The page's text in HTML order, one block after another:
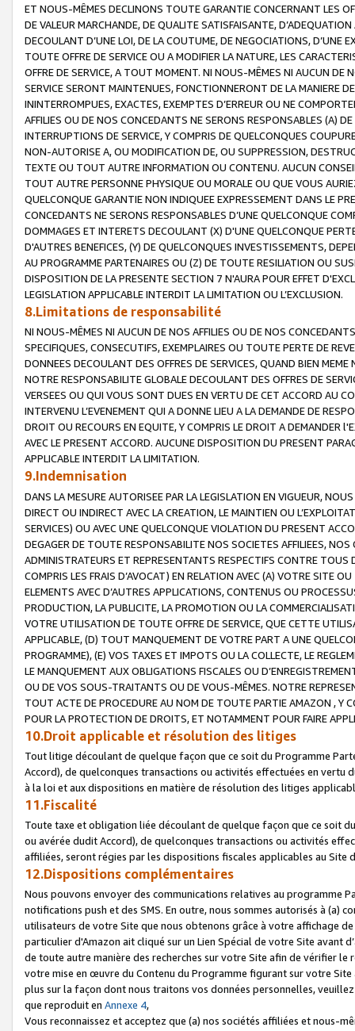
ET NOUS-MÊMES DECLINONS TOUTE GARANTIE CONCERNANT LES
DE VALEUR MARCHANDE, DE QUALITE SATISFAISANTE,
DECOULANT D’UNE LOI, DE LA COUTUME, DE NEGOCIATIONS, D’UNE
TOUTE OFFRE DE SERVICE OU A MODIFIER LA NATURE, LES
OFFRE DE SERVICE, A TOUT MOMENT. NI NOUS-MÊMES NI AUCUN DE
SERVICE SERONT MAINTENUES, FONCTIONNERONT DE LA MANIERE
ININTERROMPUES, EXACTES, EXEMPTES D’ERREUR OU NE
AFFILIES OU DE NOS CONCEDANTS NE SERONS RESPONSABLES (A)
INTERRUPTIONS DE SERVICE, Y COMPRIS DE QUELCONQUES
NON-AUTORISE A, OU MODIFICATION DE, OU SUPPRESSION,
TEXTE OU TOUT AUTRE INFORMATION OU CONTENU. AUCUN
TOUT AUTRE PERSONNE PHYSIQUE OU MORALE OU QUE VOUS
QUELCONQUE GARANTIE NON INDIQUEE EXPRESSEMENT DANS LE
CONCEDANTS NE SERONS RESPONSABLES D’UNE QUELCONQUE
DOMMAGES ET INTERETS DECOULANT (X) D'UNE QUELCONQUE
D'AUTRES BENEFICES, (Y) DE QUELCONQUES INVESTISSEMENTS,
AU PROGRAMME PARTENAIRES OU (Z) DE TOUTE RESILIATION OU
DISPOSITION DE LA PRESENTE SECTION 7 N'AURA POUR EFFET
LEGISLATION APPLICABLE INTERDIT LA LIMITATION OU L’EXCLUSION.
8.Limitations de responsabilité
NI NOUS-MÊMES NI AUCUN DE NOS AFFILIES OU DE NOS
SPECIFIQUES, CONSECUTIFS, EXEMPLAIRES OU TOUTE PERTE DE
DONNEES DECOULANT DES OFFRES DE SERVICES, QUAND BIEN
NOTRE RESPONSABILITE GLOBALE DECOULANT DES OFFRES DE
VERSEES OU QUI VOUS SONT DUES EN VERTU DE CET ACCORD AU
INTERVENU L’EVENEMENT QUI A DONNE LIEU A LA DEMANDE DE
DROIT OU RECOURS EN EQUITE, Y COMPRIS LE DROIT A DEMANDER
AVEC LE PRESENT ACCORD. AUCUNE DISPOSITION DU PRESENT
APPLICABLE INTERDIT LA LIMITATION.
9.Indemnisation
DANS LA MESURE AUTORISEE PAR LA LEGISLATION EN VIGUEUR,
DIRECT OU INDIRECT AVEC LA CREATION, LE MAINTIEN OU
SERVICES) OU AVEC UNE QUELCONQUE VIOLATION DU PRESENT
DEGAGER DE TOUTE RESPONSABILITE NOS SOCIETES AFFILIEES,
ADMINISTRATEURS ET REPRESENTANTS RESPECTIFS CONTRE
COMPRIS LES FRAIS D’AVOCAT) EN RELATION AVEC (A) VOTRE SITE
ELEMENTS AVEC D’AUTRES APPLICATIONS, CONTENUS OU
PRODUCTION, LA PUBLICITE, LA PROMOTION OU LA
VOTRE UTILISATION DE TOUTE OFFRE DE SERVICE, QUE CETTE
APPLICABLE, (D) TOUT MANQUEMENT DE VOTRE PART A UNE
PROGRAMME), (E) VOS TAXES ET IMPOTS OU LA COLLECTE, LE
LE MANQUEMENT AUX OBLIGATIONS FISCALES OU
OU DE VOS SOUS-TRAITANTS OU DE VOUS-MÊMES. NOTRE
TOUT ACTE DE PROCEDURE AU NOM DE TOUTE PARTIE AMAZON , Y
POUR LA PROTECTION DE DROITS, ET NOTAMMENT POUR FAIRE
10.Droit applicable et résolution des litiges
Tout litige découlant de quelque façon que ce soit du Programme
Accord), de quelconques transactions ou activités effectuées en vertu
à la loi et aux dispositions en matière de résolution des litiges
11.Fiscalité
Toute taxe et obligation liée découlant de quelque façon que ce soit
ou avérée dudit Accord), de quelconques transactions ou activités
affiliées, seront régies par les dispositions fiscales applicables au Site
12.Dispositions complémentaires
Nous pouvons envoyer des communications relatives au programme
notifications push et des SMS. En outre, nous sommes autorisés à
utilisateurs de votre Site que nous obtenons grâce à votre affichage
particulier d'Amazon ait cliqué sur un Lien Spécial de votre Site avant
de toute autre manière des recherches sur votre Site afin de vérifier
votre mise en œuvre du Contenu du Programme figurant sur votre
plus sur la façon dont nous traitons vos données personnelles,
que reproduit en Annexe 4,
Vous reconnaissez et acceptez que (a) nos sociétés affiliées et nous-